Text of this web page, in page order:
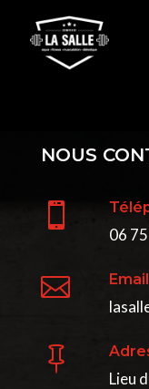
NOUS

06
 Email

Lieu